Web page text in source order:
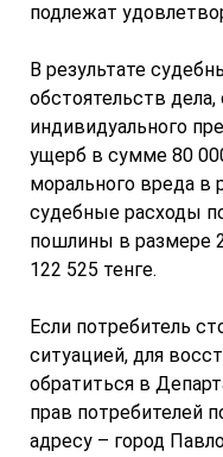
подлежат
В результате
обстоятельств
индивидуального
ущерб в сумме 80
морального вреда в
судебные расходы
пошлины в размере
122 525 тенге.
Если потребитель
ситуацией, для
обратиться в
прав потребителей
адресу – город